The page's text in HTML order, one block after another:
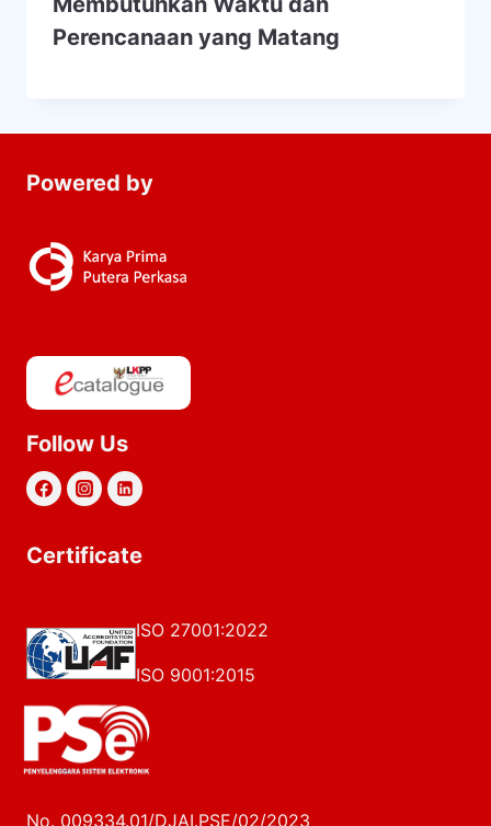
Perencanaan yang Matang
Powered by
Follow Us
Certificate
ISO 27001:2022
ISO 9001:2015
No. 009334.01/DJAI.PSE/02/2023